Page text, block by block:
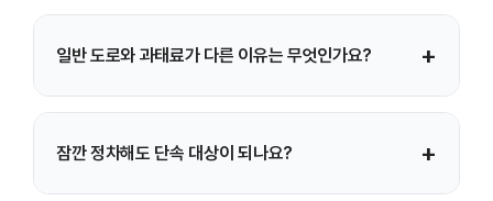
도로보다 2~3배 높은 과태료가 부과됩니다. 지자체별 세부
일반 도로와 과태료가 다른 이유는 무엇인가요? +
적용됩니다. 어린이 교통사고 예방 목적의 강화 조치입니다.
잠깐 정차해도 단속 대상이 되나요? +